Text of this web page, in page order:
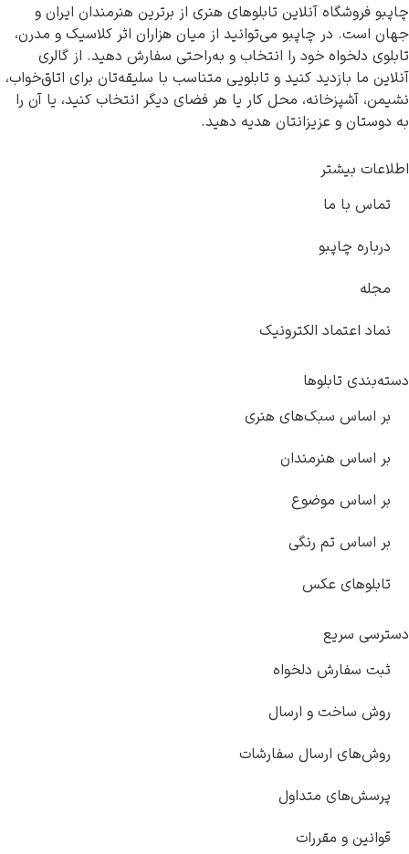
چاپبو فروشگاه آنلاین تابلوهای هنری از برترین هنرمندان ایران و
جهان است. در چاپبو می‌توانید از میان هزاران اثر کلاسیک و مدرن،
تابلوی دلخواه خود را انتخاب و به‌راحتی سفارش دهید. از گالری
آنلاین ما بازدید کنید و تابلویی متناسب با سلیقه‌تان برای اتاق‌خواب،
نشیمن، آشپزخانه، محل کار یا هر فضای دیگر انتخاب کنید، یا آن را
به دوستان و عزیزانتان هدیه دهید.
اطلاعات بیشتر
تماس با ما
درباره چاپبو
مجله
نماد اعتماد الکترونیک
دسته‌بندی تابلوها
بر اساس سبک‌های هنری
بر اساس هنرمندان
بر اساس موضوع
بر اساس تم رنگی
تابلوهای عکس
دسترسی سریع
ثبت سفارش دلخواه
روش ساخت و ارسال
روش‌های ارسال سفارشات
پرسش‌های متداول
قوانین و مقررات